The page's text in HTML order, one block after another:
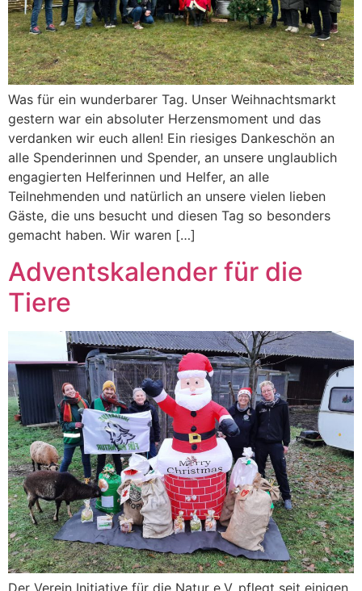
Was für ein wunderbarer Tag. Unser Weihnachtsmarkt
gestern war ein absoluter Herzensmoment und das
verdanken wir euch allen! Ein riesiges Dankeschön an
alle Spenderinnen und Spender, an unsere unglaublich
engagierten Helferinnen und Helfer, an alle
Teilnehmenden und natürlich an unsere vielen lieben
Gäste, die uns besucht und diesen Tag so besonders
gemacht haben. Wir waren […]
Adventskalender für die
Tiere
Der Verein Initiative für die Natur e.V. pflegt seit einigen